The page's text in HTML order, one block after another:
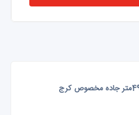
کارگاه490متر جاده مخصوص کرج